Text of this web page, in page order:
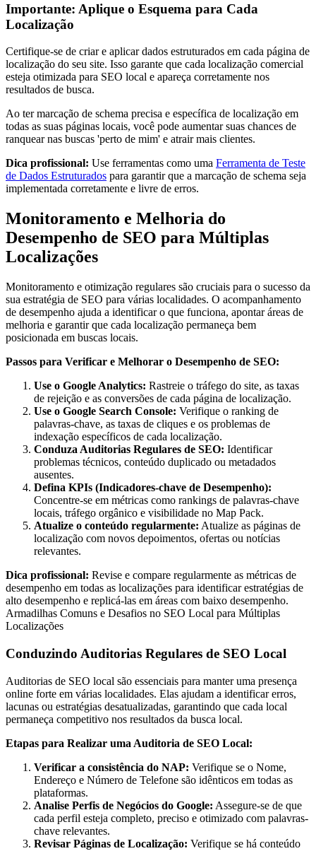
Importante: Aplique o Esquema para Cada
Localização
Certifique-se de criar e aplicar dados estruturados em cada página de
localização do seu site. Isso garante que cada localização comercial
esteja otimizada para SEO local e apareça corretamente nos
resultados de busca.
Ao ter marcação de schema precisa e específica de localização em
todas as suas páginas locais, você pode aumentar suas chances de
ranquear nas buscas 'perto de mim' e atrair mais clientes.
Dica profissional: Use ferramentas como uma Ferramenta de Teste
de Dados Estruturados para garantir que a marcação de schema seja
implementada corretamente e livre de erros.
Monitoramento e Melhoria do
Desempenho de SEO para Múltiplas
Localizações
Monitoramento e otimização regulares são cruciais para o sucesso da
sua estratégia de SEO para várias localidades. O acompanhamento
de desempenho ajuda a identificar o que funciona, apontar áreas de
melhoria e garantir que cada localização permaneça bem
posicionada em buscas locais.
Passos para Verificar e Melhorar o Desempenho de SEO:
Use o Google Analytics: Rastreie o tráfego do site, as taxas
de rejeição e as conversões de cada página de localização.
Use o Google Search Console: Verifique o ranking de
palavras-chave, as taxas de cliques e os problemas de
indexação específicos de cada localização.
Conduza Auditorias Regulares de SEO: Identificar
problemas técnicos, conteúdo duplicado ou metadados
ausentes.
Defina KPIs (Indicadores-chave de Desempenho):
Concentre-se em métricas como rankings de palavras-chave
locais, tráfego orgânico e visibilidade no Map Pack.
Atualize o conteúdo regularmente: Atualize as páginas de
localização com novos depoimentos, ofertas ou notícias
relevantes.
Dica profissional: Revise e compare regularmente as métricas de
desempenho em todas as localizações para identificar estratégias de
alto desempenho e replicá-las em áreas com baixo desempenho.
Armadilhas Comuns e Desafios no SEO Local para Múltiplas
Localizações
Conduzindo Auditorias Regulares de SEO Local
Auditorias de SEO local são essenciais para manter uma presença
online forte em várias localidades. Elas ajudam a identificar erros,
lacunas ou estratégias desatualizadas, garantindo que cada local
permaneça competitivo nos resultados da busca local.
Etapas para Realizar uma Auditoria de SEO Local:
Verificar a consistência do NAP: Verifique se o Nome,
Endereço e Número de Telefone são idênticos em todas as
plataformas.
Analise Perfis de Negócios do Google: Assegure-se de que
cada perfil esteja completo, preciso e otimizado com palavras-
chave relevantes.
Revisar Páginas de Localização: Verifique se há conteúdo